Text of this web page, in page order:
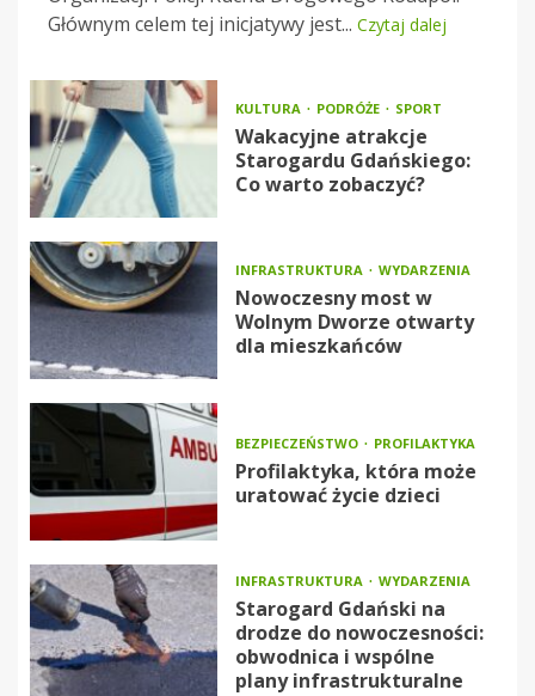
Głównym celem tej inicjatywy jest... Czytaj dalej
KULTURA PODRÓŻE SPORT
Wakacyjne atrakcje
Starogardu Gdańskiego:
Co warto zobaczyć?
INFRASTRUKTURA WYDARZENIA
Nowoczesny most w
Wolnym Dworze otwarty
dla mieszkańców
BEZPIECZEŃSTWO PROFILAKTYKA
Profilaktyka, która może
uratować życie dzieci
INFRASTRUKTURA WYDARZENIA
Starogard Gdański na
drodze do nowoczesności:
obwodnica i wspólne
plany infrastrukturalne